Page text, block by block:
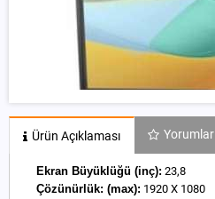
Ürün Açıklaması Yorumlar
Ekran Büyüklüğü (inç): 23,8
Çözünürlük: (max): 1920 X 1080